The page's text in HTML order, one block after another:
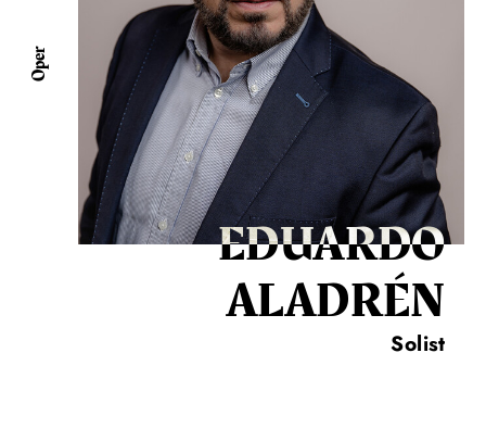
Oper
EDUARDO
ALADRÉN
Solist